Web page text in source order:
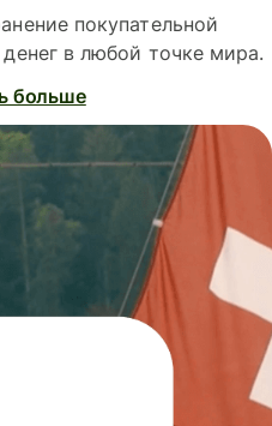
покупательной
в любой точке мира.
больше